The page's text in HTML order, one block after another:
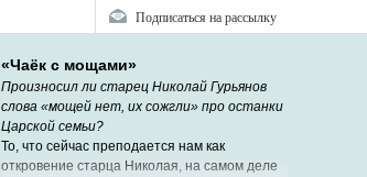
Подписаться на рассылку
«Чаёк с мощами»
Произносил ли старец Николай Гурьянов
слова «мощей нет, их сожгли» про останки
Царской семьи?
То, что сейчас преподается нам как
откровение старца Николая, на самом деле